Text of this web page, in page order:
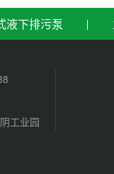
液下排污泵
13808468438
阳市湘阴县金龙镇湘阴